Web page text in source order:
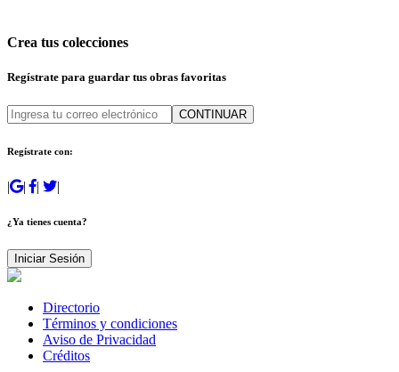
Crea tus colecciones
Regístrate para guardar tus obras favoritas
CONTINUAR
Regístrate con:
| | | |
¿Ya tienes cuenta?
Iniciar Sesión
Directorio
Términos y condiciones
Aviso de Privacidad
Créditos